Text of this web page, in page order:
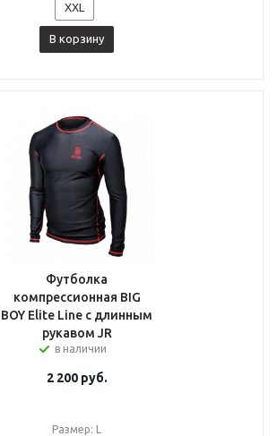
XXL
В корзину
Футболка
компрессионная BIG
BOY Elite Line с длинным
рукавом JR
в наличии
2 200руб.
Размер: L